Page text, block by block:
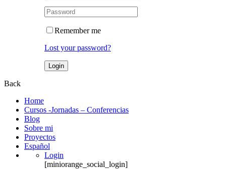
Remember me
Lost your password?
Back
Home
Cursos -Jornadas – Conferencias
Blog
Sobre mi
Proyectos
Español
Login
[miniorange_social_login]